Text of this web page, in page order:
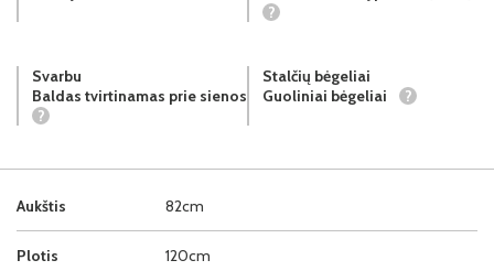
Aukštis 82cm
Plotis 120cm
?
Svarbu
Baldas tvirtinamas prie sienos
?
Stalčių bėgeliai
Guoliniai bėgeliai
?